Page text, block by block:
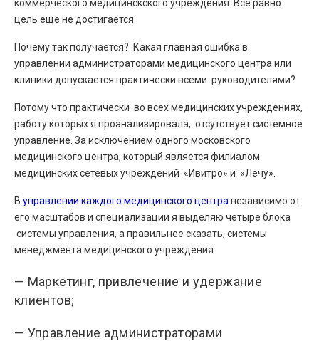
коммерческого медицинскского учреждения. Все равно
цель еще не достигается.
Почему так получается? Какая главная ошибка в
управлении администраторами медицинского центра или
клиники допускается практически всеми руководителями?
Потому что практически во всех медицинских учреждениях,
работу которых я проанализировала, отсутствует системное
управление. За исключением одного московского
медицинского центра, который является филиалом
медицинских сетевых учреждений «Ивитро» и «Лечу».
В управлении каждого медицинского центра независимо от
его масштабов и специализации я выделяю четыре блока
системы управления, а правильнее сказать, системы
менеджмента медицинского учреждения:
— Маркетинг, привлечение и удержание
клиентов;
— Управление администраторами